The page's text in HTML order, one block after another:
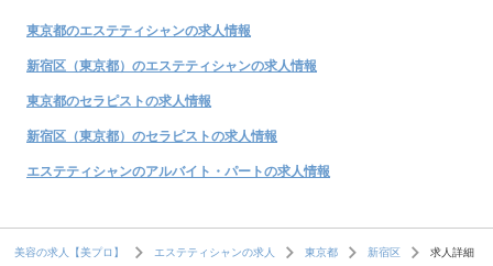
東京都のエステティシャンの求人情報
新宿区（東京都）のエステティシャンの求人情報
東京都のセラピストの求人情報
新宿区（東京都）のセラピストの求人情報
エステティシャンのアルバイト・パートの求人情報
美容の求人【美プロ】 エステティシャンの求人 東京都 新宿区 求人詳細